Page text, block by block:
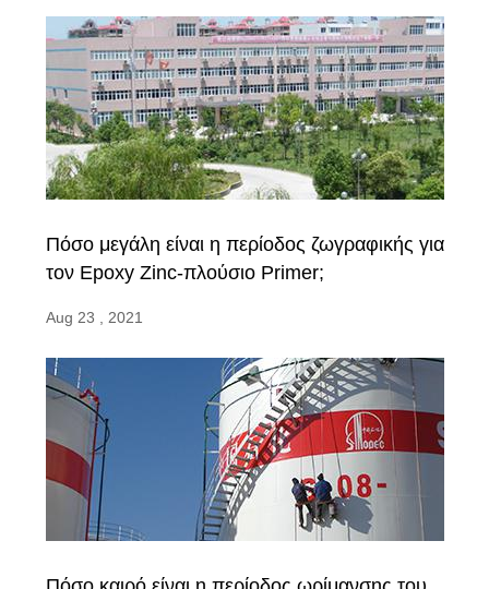
Πόσο μεγάλη είναι η περίοδος ζωγραφικής για
τον Epoxy Zinc-πλούσιο Primer;
Aug 23 , 2021